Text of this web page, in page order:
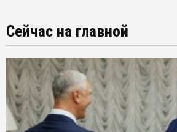
Сейчас на главной